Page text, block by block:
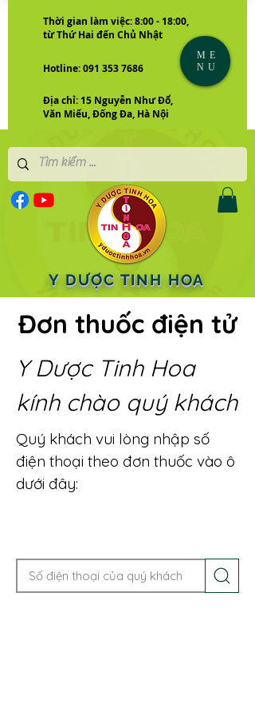
Thời gian làm việc: 8:00 - 18:00,
từ Thứ Hai đến Chủ Nhật
Hotline: 091 353 7686
Địa chỉ: 15 Nguyễn Như Đổ,
Văn Miếu, Đống Đa, Hà Nội
Y DƯỢC TINH HOA
ME
NU
Đơn thuốc điện tử
Y Dược Tinh Hoa
kính chào quý khách
Quý khách vui lòng nhập số
điện thoại theo đơn thuốc vào ô
dưới đây: